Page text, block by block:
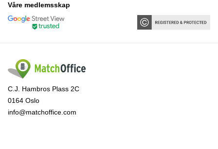
Våre medlemsskap
C.J. Hambros Plass 2C
0164 Oslo
info@matchoffice.com